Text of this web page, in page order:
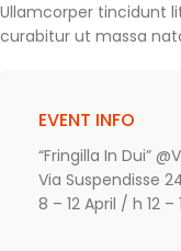
Ullamcorper tincidunt
curabitur ut massa
EVENT INFO
“Fringilla In Dui”
Via Suspendisse
8 – 12 April / h 12 –